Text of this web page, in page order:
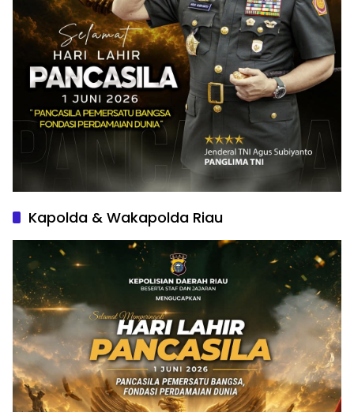
Kapolda & Wakapolda Riau